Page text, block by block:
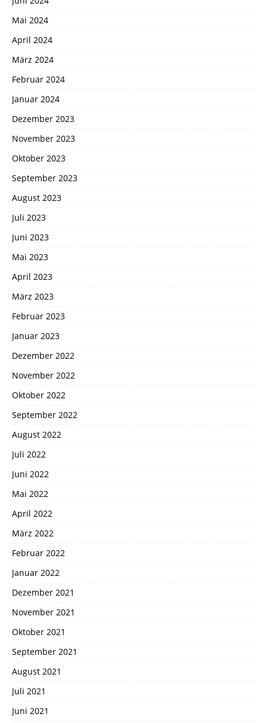
Mai 2024
April 2024
März 2024
Februar 2024
Januar 2024
Dezember 2023
November 2023
Oktober 2023
September 2023
August 2023
Juli 2023
Juni 2023
Mai 2023
April 2023
März 2023
Februar 2023
Januar 2023
Dezember 2022
November 2022
Oktober 2022
September 2022
August 2022
Juli 2022
Juni 2022
Mai 2022
April 2022
März 2022
Februar 2022
Januar 2022
Dezember 2021
November 2021
Oktober 2021
September 2021
August 2021
Juli 2021
Juni 2021